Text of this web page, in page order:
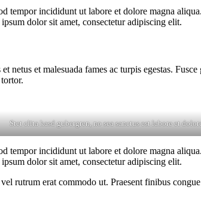
tempor incididunt ut labore et dolore magna
dolor sit amet, consectetur adipiscing elit.
netus et malesuada fames ac turpis egestas.
Stet clita kasd gubergren, no sea sanctus est labore et
tempor incididunt ut labore et dolore magna
dolor sit amet, consectetur adipiscing elit.
rutrum erat commodo ut. Praesent finibus